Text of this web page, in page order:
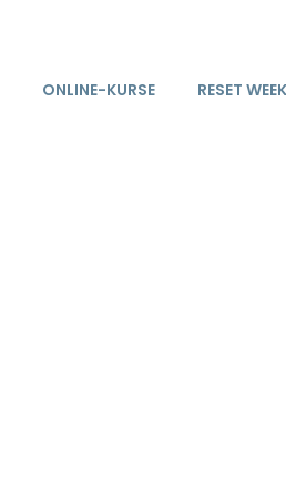
ONLINE-KURSE RESET WEEK